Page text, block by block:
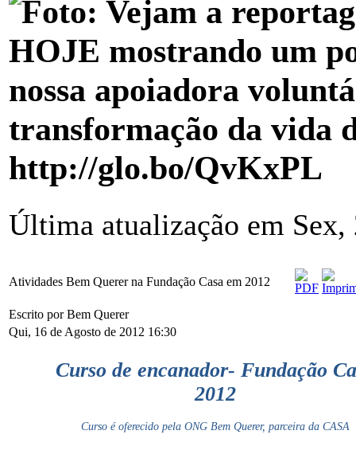
Última atualização em
Atividades Bem Querer na Fundação Casa em 2012
Escrito por Bem Querer
Qui, 16 de Agosto de 2012 16:30
Curso de encanador- Fundação
2012
Curso é oferecido pela ONG Bem Querer, parceira da CASA